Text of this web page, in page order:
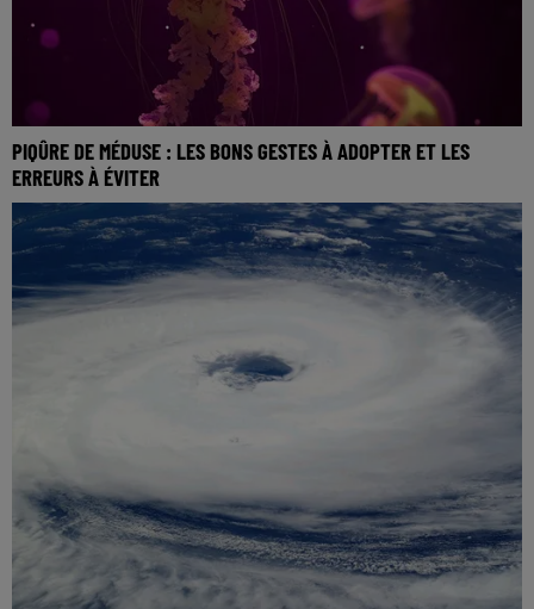
PIQÛRE DE MÉDUSE : LES BONS GESTES À ADOPTER ET LES
ERREURS À ÉVITER